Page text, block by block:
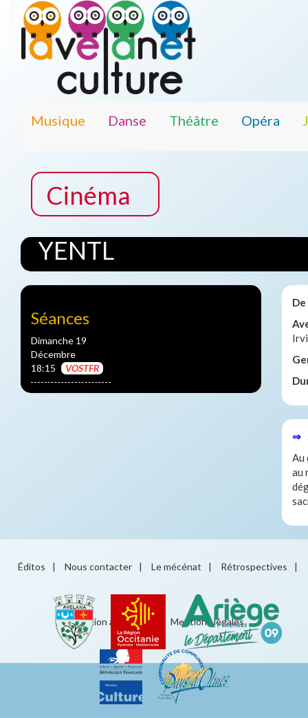
Musique Danse Théâtre Opéra
Cinéma
YENTL
Séances
Dimanche 19
Décembre
18:15
VOSTFR
De
⇒
Au
au
Éditos | Nous contacter | Le mécénat | Rétrospectives |
Éducation artistique Mentions légales